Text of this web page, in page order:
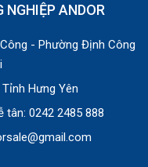
NGHIỆP ANDOR
- Phường Định Công
Hưng Yên
tân: 0242 2485 888